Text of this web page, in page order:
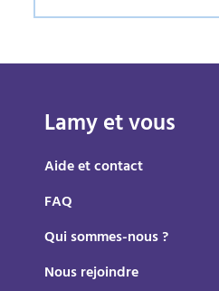
Lamy et vous
Aide et contact
FAQ
Qui sommes-nous ?
Nous rejoindre